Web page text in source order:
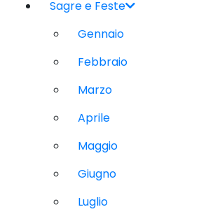
Sagre e Feste
Gennaio
Febbraio
Marzo
Aprile
Maggio
Giugno
Luglio